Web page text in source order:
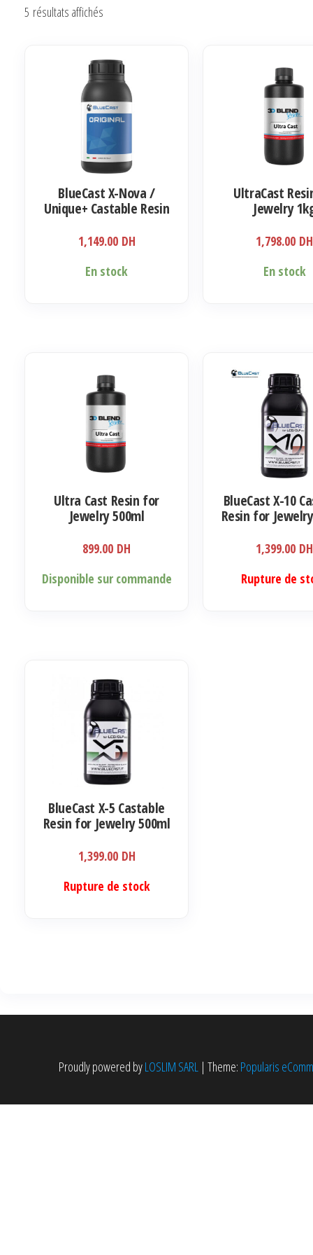
5 résultats affichés
récent
plus
ancien
BlueCast X-Nova /
Unique+ Castable Resin
1,149.00 DH
En stock
UltraCast
Jewelry
1,798.00 DH
En stock
Ultra Cast Resin for
Jewelry 500ml
899.00 DH
Disponible sur commande
BlueCast X-10
Resin for
1,399.00 DH
Rupture de
BlueCast X-5 Castable
Resin for Jewelry 500ml
1,399.00 DH
Rupture de stock
Proudly powered byLOSLIM SARL | Theme: Popularis